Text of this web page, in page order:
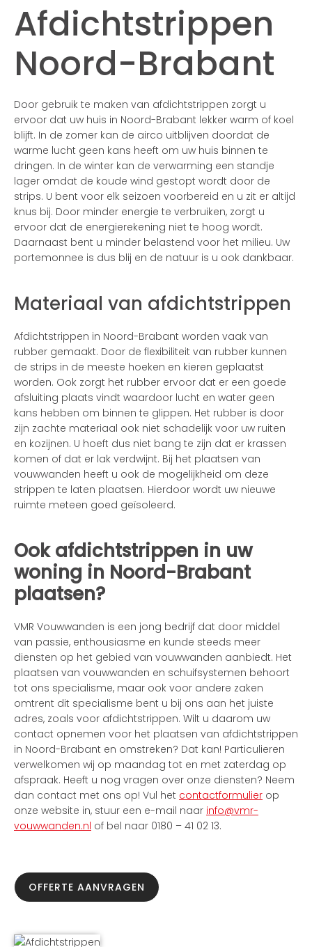
Afdichtstrippen
Noord-Brabant
Door gebruik te maken van afdichtstrippen zorgt u
ervoor dat uw huis in Noord-Brabant lekker warm of koel
blijft. In de zomer kan de airco uitblijven doordat de
warme lucht geen kans heeft om uw huis binnen te
dringen. In de winter kan de verwarming een standje
lager omdat de koude wind gestopt wordt door de
strips. U bent voor elk seizoen voorbereid en u zit er altijd
knus bij. Door minder energie te verbruiken, zorgt u
ervoor dat de energierekening niet te hoog wordt.
Daarnaast bent u minder belastend voor het milieu. Uw
portemonnee is dus blij en de natuur is u ook dankbaar.
Materiaal van afdichtstrippen
Afdichtstrippen in Noord-Brabant worden vaak van
rubber gemaakt. Door de flexibiliteit van rubber kunnen
de strips in de meeste hoeken en kieren geplaatst
worden. Ook zorgt het rubber ervoor dat er een goede
afsluiting plaats vindt waardoor lucht en water geen
kans hebben om binnen te glippen. Het rubber is door
zijn zachte materiaal ook niet schadelijk voor uw ruiten
en kozijnen. U hoeft dus niet bang te zijn dat er krassen
komen of dat er lak verdwijnt. Bij het plaatsen van
vouwwanden heeft u ook de mogelijkheid om deze
strippen te laten plaatsen. Hierdoor wordt uw nieuwe
ruimte meteen goed geïsoleerd.
Ook afdichtstrippen in uw
woning in Noord-Brabant
plaatsen?
VMR Vouwwanden is een jong bedrijf dat door middel
van passie, enthousiasme en kunde steeds meer
diensten op het gebied van vouwwanden aanbiedt. Het
plaatsen van vouwwanden en schuifsystemen behoort
tot ons specialisme, maar ook voor andere zaken
omtrent dit specialisme bent u bij ons aan het juiste
adres, zoals voor afdichtstrippen. Wilt u daarom uw
contact opnemen voor het plaatsen van afdichtstrippen
in Noord-Brabant en omstreken? Dat kan! Particulieren
verwelkomen wij op maandag tot en met zaterdag op
afspraak. Heeft u nog vragen over onze diensten? Neem
dan contact met ons op! Vul het contactformulier op
onze website in, stuur een e-mail naar info@vmr-
vouwwanden.nl of bel naar 0180 – 41 02 13.
OFFERTE AANVRAGEN